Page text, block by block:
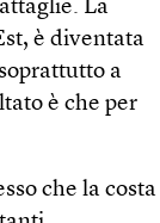
La
è diventata
a
è che per
che la costa